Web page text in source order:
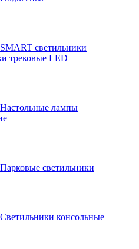
SMART светильники
трековые LED
Настольные лампы
Парковые светильники
Светильники консольные